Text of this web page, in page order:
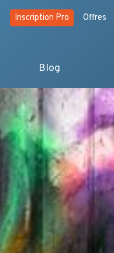
Inscription Pro Offres
Blog